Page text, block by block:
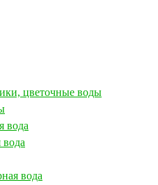
цветочные воды
вода
вода